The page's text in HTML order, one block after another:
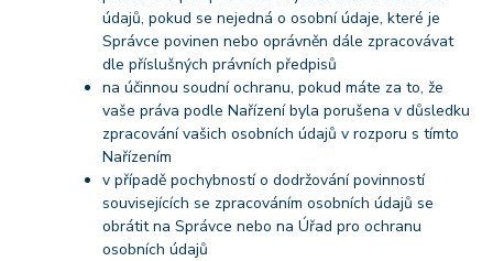
údajů, pokud se nejedná o osobní údaje, které je
Správce povinen nebo oprávněn dále zpracovávat
dle příslušných právních předpisů
na účinnou soudní ochranu, pokud máte za to, že
vaše práva podle Nařízení byla porušena v důsledku
zpracování vašich osobních údajů v rozporu s tímto
Nařízením
v případě pochybností o dodržování povinností
souvisejících se zpracováním osobních údajů se
obrátit na Správce nebo na Úřad pro ochranu
osobních údajů